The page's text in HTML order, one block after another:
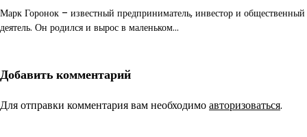
Марк Горонок – известный предприниматель, инвестор и общественный
деятель. Он родился и вырос в маленьком…
Добавить комментарий
Для отправки комментария вам необходимоавторизоваться.